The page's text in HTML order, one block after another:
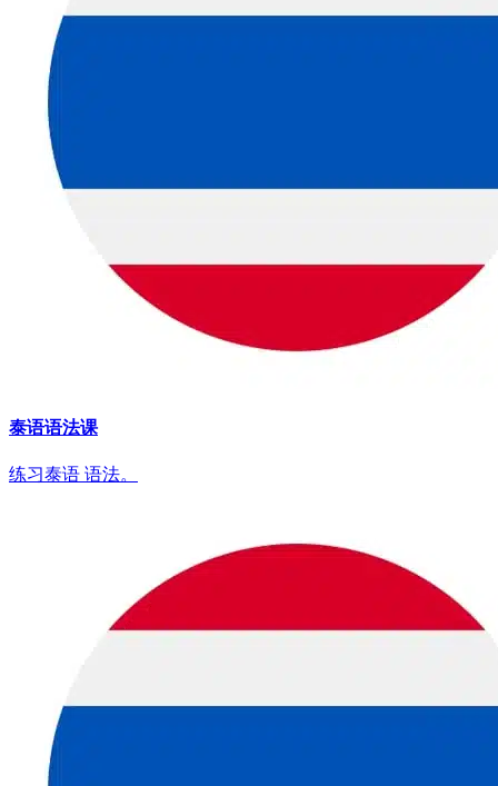
泰语语法课
练习泰语 语法。